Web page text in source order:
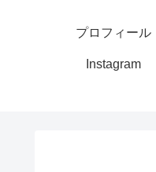
プロフィール
Instagram